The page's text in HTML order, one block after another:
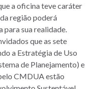
a oficina teve caráter
região poderá
sua realidade.
que as sete
a Estratégia de Uso
de Planejamento) e
CMDUA estão